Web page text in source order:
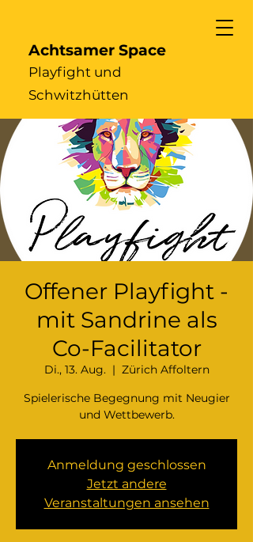
Achtsamer Space
Playfight und
Schwitzhütten
Offener Playfight -
mit Sandrine als
Co-Facilitator
Di., 13. Aug.
  |
Zürich Affoltern
Spielerische Begegnung mit Neugier
und Wettbewerb.
Anmeldung geschlossen
Jetzt andere
Veranstaltungen ansehen